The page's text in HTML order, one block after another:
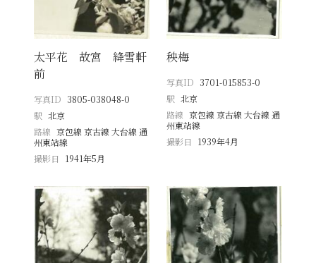
太平花 故宮 絳雪軒
前
写真ID 3805-038048-0
駅 北京
路線 京包線 京古線 大台線 通
州東站線
撮影日
1941年5月
秧梅
写真ID 3701-015853-0
駅 北京
路線 京包線 京古線 大台線 通
州東站線
撮影日
1939年4月